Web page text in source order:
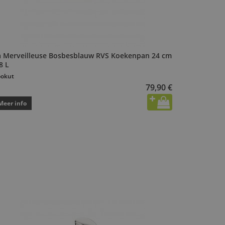
Merveilleuse Bosbesblauw RVS Koekenpan 24 cm
L
79,90 €
info